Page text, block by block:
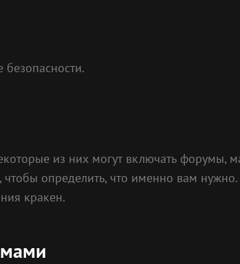
из них могут включать форумы,
определить, что именно вам
кракен.